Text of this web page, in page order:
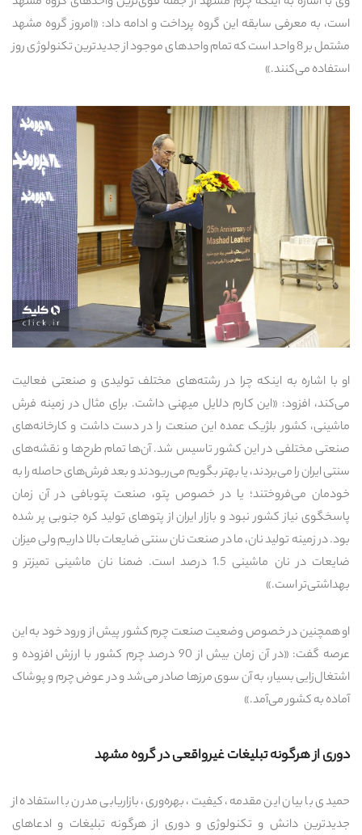
است، به معرفی سابقه این گروه پرداخت و ادامه داد: «امروز گروه مشهد
مشتمل بر 8 واحد است که تمام واحدهای موجود از جدیدترین تکنولوژی روز
استفاده می‌کنند.»
او با اشاره به اینکه چرا در رشته‌های مختلف تولیدی و صنعتی فعالیت
می‌کند، افزود: «این کارم دلایل میهنی داشت. برای مثال در زمینه فرش
ماشینی، کشور بلژیک عمده این صنعت را در دست داشت و کارخانه‌های
صنعتی مختلفی در این کشور تاسیس شد. آن‌ها تمام طرح‌ها و نقشه‌های
سنتی ایران را می‌بردند، یا بهتر بگویم می‌ربودند و بعد فرش‌های حاصله را به
خودمان می‌فروختند؛ یا در خصوص پتو، صنعت پتوبافی در آن زمان
پاسخگوی نیاز کشور نبود و بازار ایران از پتوهای تولید کره جنوبی پر شده
بود. در زمینه تولید نان، ما در صنعت نان سنتی ضایعات بالا داریم ولی میزان
ضایعات در نان ماشینی 1.5 درصد است. ضمنا نان ماشینی تمیزتر و
بهداشتی‌تر است.»
او همچنین در خصوص وضعیت صنعت چرم کشور پیش از ورود خود به این
عرصه گفت: «در آن زمان بیش از 90 درصد چرم کشور با ارزش افزوده و
اشتغال‌زایی بسیار، به آن سوی مرزها صادر می‌شد و در عوض چرم و پوشاک
آماده به کشور می‌آمد.»
دوری از هرگونه تبلیغات غیرواقعی در گروه مشهد
حمیدی با بیان این مقدمه، کیفیت، بهره‌وری، بازاریابی مدرن با استفاده از
جدیدترین دانش و تکنولوژی و دوری از هرگونه تبلیغات و ادعاهای